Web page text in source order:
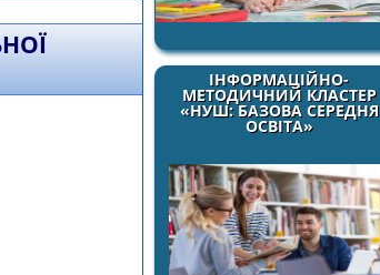
ІНФОРМАЦІЙНО-
МЕТОДИЧНИЙ КЛАСТЕР
«НУШ: БАЗОВА СЕРЕДНЯ
ОСВІТА»